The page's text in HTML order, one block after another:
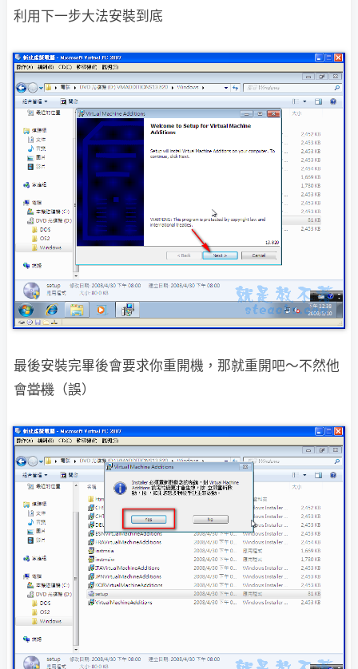
利用下一步大法安裝到底
最後安裝完畢後會要求你重開機，那就重開吧～不然他
會當機 （誤）